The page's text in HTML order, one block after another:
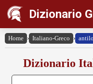
Dizionario
Home › Italiano-Greco ›
Dizionario